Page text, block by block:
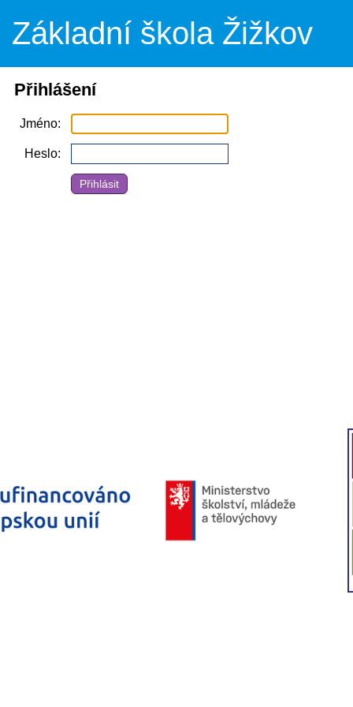
Základní škola Žižkov
Přihlášení
Jméno
Heslo